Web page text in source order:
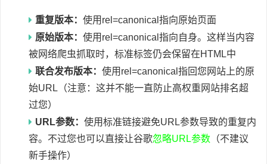
重复版本： 使用rel=canonical指向原始页面
原始版本： 使用rel=canonical指向自身。这样当内容
被网络爬虫抓取时，标准标签仍会保留在HTML中
联合发布版本： 使用rel=canonical指回您网站上的原
始URL（注意：这并不能一直防止高权重网站排名超
过您）
URL参数： 使用标准链接避免URL参数导致的重复内
容。不过您也可以直接让谷歌忽略URL参数 （不建议
新手操作）